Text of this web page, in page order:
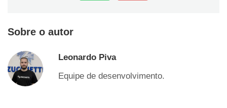
Sobre o autor
Leonardo Piva
Equipe de desenvolvimento.